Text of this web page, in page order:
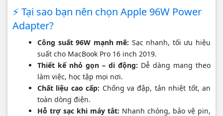
⚡ Tại sao bạn nên chọn Apple 96W Power
Adapter?
Công suất 96W mạnh mẽ: Sạc nhanh, tối ưu hiệu
suất cho MacBook Pro 16 inch 2019.
Thiết kế nhỏ gọn – di động: Dễ dàng mang theo
làm việc, học tập mọi nơi.
Chất liệu cao cấp: Chống va đập, tản nhiệt tốt, an
toàn dòng điện.
Hỗ trợ sạc khi máy tắt: Nhanh chóng, bảo vệ pin,